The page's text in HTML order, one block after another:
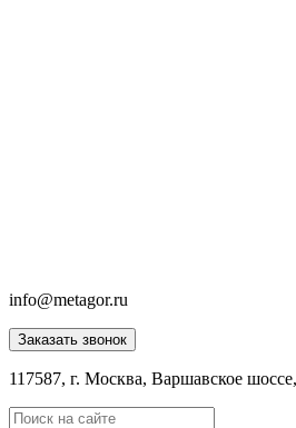
info@metagor.ru
Заказать звонок
117587, г. Москва, Варшавское